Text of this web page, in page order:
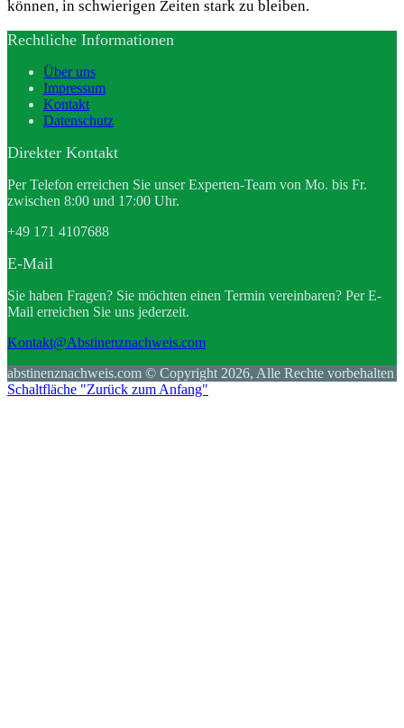
können, in schwierigen Zeiten stark zu bleiben.
Rechtliche Informationen
Über uns
Impressum
Kontakt
Datenschutz
Direkter Kontakt
Per Telefon erreichen Sie unser Experten-Team von Mo. bis Fr.
zwischen 8:00 und 17:00 Uhr.
+49 171 4107688
E-Mail
Sie haben Fragen? Sie möchten einen Termin vereinbaren? Per E-
Mail erreichen Sie uns jederzeit.
Kontakt@Abstinenznachweis.com
abstinenznachweis.com © Copyright 2026, Alle Rechte vorbehalten
Schaltfläche "Zurück zum Anfang"